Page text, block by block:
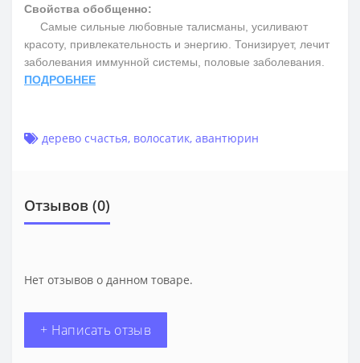
Свойства обобщенно:
Самые сильные любовные талисманы, усиливают
красоту, привлекательность и энергию. Тонизирует, лечит
заболевания иммунной системы, половые заболевания.
ПОДРОБНЕЕ
дерево счастья, волосатик, авантюрин
Отзывов (0)
Нет отзывов о данном товаре.
+ Написать отзыв